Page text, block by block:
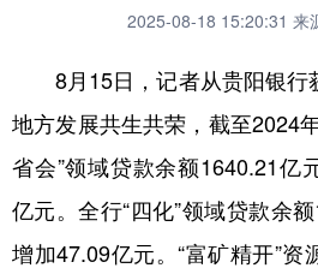
畅游贵州 数字贵州
光影贵州 部门之窗
毕节
2025-08-18 15:20:31 来
8月15日，记者从贵阳银行
地方发展共生共荣，截至2024
省会”领域贷款余额1640.21亿
亿元。全行“四化”领域贷款余
增加47.09亿元。“富矿精开”资